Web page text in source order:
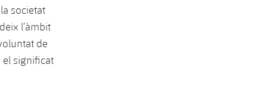
societat
l’àmbit
de
el significat